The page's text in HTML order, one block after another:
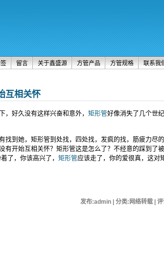
留言 关于鑫盛源 方管产品 方管规格 联系我们
互相关怀
，好久没有这样兴奋和意外， 矩形管好像消失了几个世
到她，矩形管到处找，四处找，发疯的找，筋疲力尽
有开始互相关怀？矩形管这是怎么了？不经意的踩到了被
了，你该高兴了， 矩形管应该走了，你的爱很真，这对
发布:admin | 分类:网络转载 |